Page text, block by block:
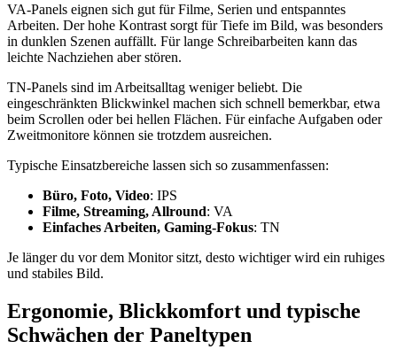
VA-Panels eignen sich gut für Filme, Serien und entspanntes
Arbeiten. Der hohe Kontrast sorgt für Tiefe im Bild, was besonders
in dunklen Szenen auffällt. Für lange Schreibarbeiten kann das
leichte Nachziehen aber stören.
TN-Panels sind im Arbeitsalltag weniger beliebt. Die
eingeschränkten Blickwinkel machen sich schnell bemerkbar, etwa
beim Scrollen oder bei hellen Flächen. Für einfache Aufgaben oder
Zweitmonitore können sie trotzdem ausreichen.
Typische Einsatzbereiche lassen sich so zusammenfassen:
Büro, Foto, Video: IPS
Filme, Streaming, Allround: VA
Einfaches Arbeiten, Gaming-Fokus: TN
Je länger du vor dem Monitor sitzt, desto wichtiger wird ein ruhiges
und stabiles Bild.
Ergonomie, Blickkomfort und typische
Schwächen der Paneltypen